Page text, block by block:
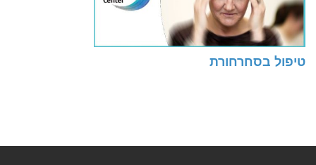
טיפול בסחרחורת